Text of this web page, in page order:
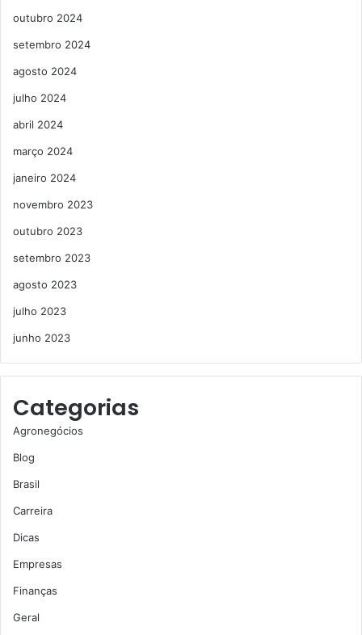
outubro 2024
setembro 2024
agosto 2024
julho 2024
abril 2024
março 2024
janeiro 2024
novembro 2023
outubro 2023
setembro 2023
agosto 2023
julho 2023
junho 2023
Categorias
Agronegócios
Blog
Brasil
Carreira
Dicas
Empresas
Finanças
Geral